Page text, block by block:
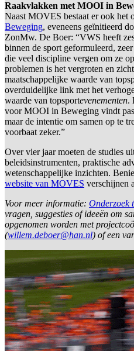
Raakvlakken met MOOI in
Naast MOVES bestaat er ook het
Beweging, eveneens geïnitieerd
ZonMw. De Boer: “VWS heeft
binnen de sport geformuleerd,
die veel discipline vergen om ze
problemen is het vergroten en
maatschappelijke waarde van
overduidelijke link met het
waarde van topsportevenementen.
voor MOOI in Beweging vindt
maar de intentie om samen op te
voorbaat zeker.”
Over vier jaar moeten de studies
beleidsinstrumenten, praktische
wetenschappelijke inzichten.
website van MOVES verschijnen
Voor meer informatie: Onderzoek
vragen, suggesties of ideeën om
opgenomen worden met
(willem.deboer@han.nl) of een